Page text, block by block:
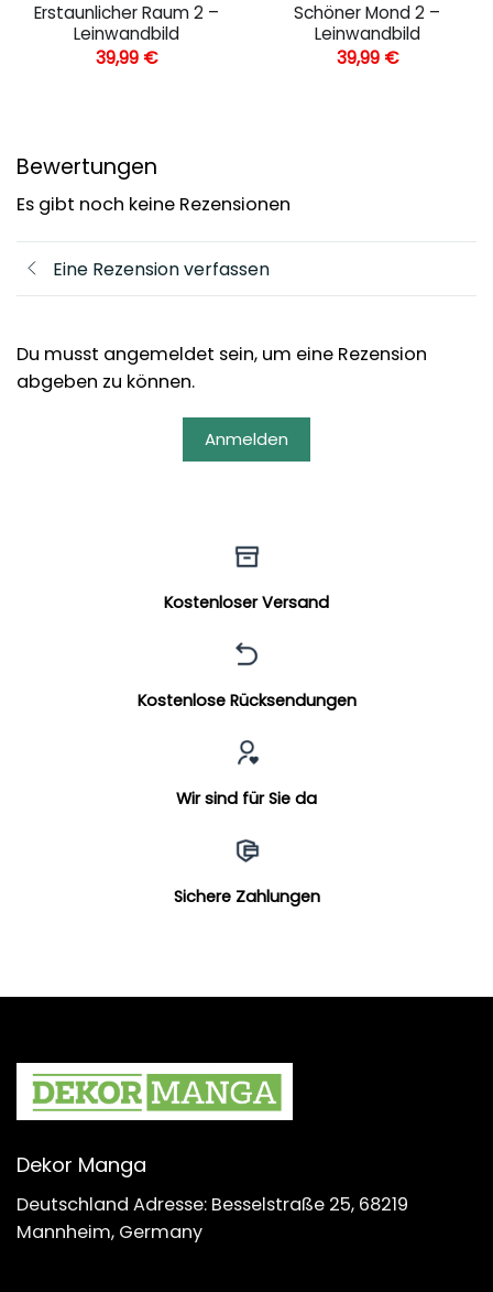
Erstaunlicher Raum 2 –
Leinwandbild
39,99 €
Schöner Mond 2 –
Leinwandbild
39,99 €
Bewertungen
Es gibt noch keine Rezensionen
Eine Rezension verfassen
Du musst angemeldet sein, um eine Rezension
abgeben zu können.
Anmelden
Kostenloser Versand
Kostenlose Rücksendungen
Wir sind für Sie da
Sichere Zahlungen
Dekor Manga
Deutschland Adresse: Besselstraße 25, 68219
Mannheim, Germany